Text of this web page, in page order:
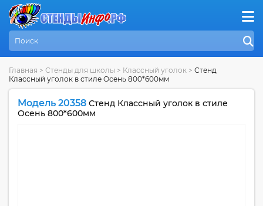
Главная > Стенды для школы > Классный уголок > Стенд
Классный уголок в стиле Осень 800*600мм
Модель 20358 Стенд Классный уголок в стиле
Осень 800*600мм